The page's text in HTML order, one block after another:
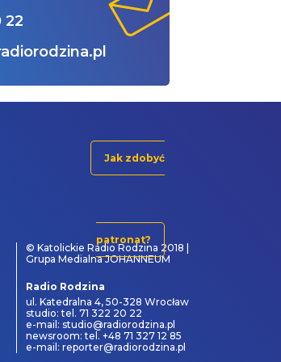
22
Jak zdobyć
patronat?
© Katolickie Radio Rodzina 2018 |
Grupa Medialna JOHANNEUM
Radio Rodzina
ul. Katedralna 4, 50-328 Wrocław
studio: tel. 71 322 20 22
e-mail: studio@radiorodzina.pl
newsroom: tel. +48 71 327 12 85
e-mail: reporter@radiorodzina.pl